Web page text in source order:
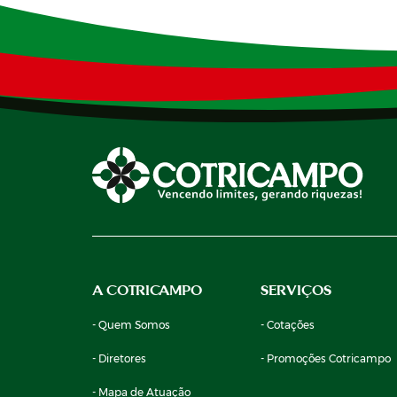
A COTRICAMPO
- Quem Somos
- Diretores
- Mapa de Atuação
SERVIÇOS
- Cotações
- Promoções Cotricampo